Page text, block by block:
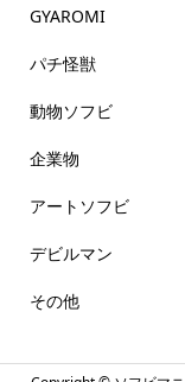
GYAROMI
パチ怪獣
動物ソフビ
企業物
アートソフビ
デビルマン
その他